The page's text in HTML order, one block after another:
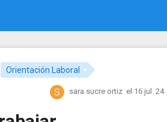
Orientación Laboral
sara sucre ortiz el 16 jul. 24